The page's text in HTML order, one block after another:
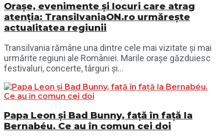
Orașe, evenimente și locuri care atrag
atenția: TransilvaniaON.ro urmărește
actualitatea regiunii
Transilvania rămâne una dintre cele mai vizitate și mai
urmărite regiuni ale României. Marile orașe găzduiesc
festivaluri, concerte, târguri și...
Papa Leon și Bad Bunny, față în față la
Bernabéu. Ce au în comun cei doi